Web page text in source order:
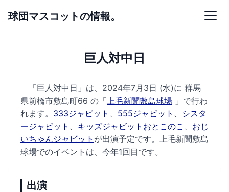
球団マスコットの情報。
巨人対中日
「巨人対中日」は、2024年7月3日 (水)に 群馬
県前橋市敷島町66 の 「上毛新聞敷島球場 」で行わ
れます。 333ジャビット 、 555ジャビット 、 シスタ
ージャビット 、 キッズジャビットおとこのこ 、 おじ
いちゃんジャビット が出演予定です。 上毛新聞敷島
球場でのイベントは、今年1回目です。
出演